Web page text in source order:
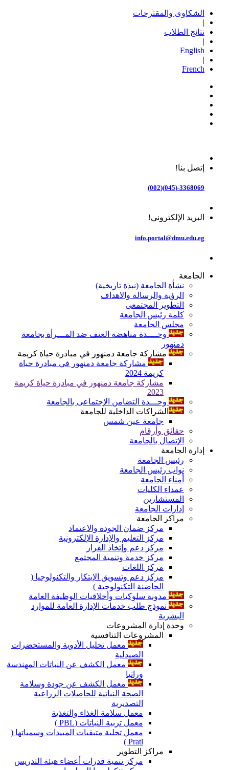
الشكاوى والمقترحات
|
نتائج الطلاب
|
English
|
French
إتصل بنا!
3368069-(045)(002)
البريد الإلكتروني!
info.portal@dmu.edu.eg
الجامعة
نشأة الجامعة (نبذة تاريخية)
الرؤية والرسالة والاهداف
التطوير المجتمعى
كلمة رئيس الجامعة
مجلس الجامعة
وحــــدة مناهضة العنف ضد المـــرأة بجامعة
دمنهور
مشاركة جامعة دمنهور في مبادرة حياة كريمة
مشاركة جامعة دمنهور في مبادرة حياة
كريمة 2024
مشاركة جامعة دمنهور في مبادرة حياة كريمة
2023
وحـــدة التضامن الإجتماعى بالجامعة
الشراكات الداخلية للجامعة
جامعة عين شمس
حقائق وأرقام
الإتصال بالجامعة
إدارة الجامعة
رئيس الجامعة
نواب رئيس الجامعة
أمناء الجامعة
عمداء الكليات
المستشارين
إدارات الجامعة
مراكز الجامعة
مركز ضمان الجودة والاعتماد
مركز التعليم والإدارة الإلكترونية
مركز دعم وإتخاذ القرار
مركز خدمة وتنمية المجتمع
مركز اللغات
مركز دعم وتسويق الإبتكار والتكنولوجيا (
الحاضنة التكنولوجية )
مدونة سلوكيات وأخلاقيات الوظيفة العامة
نموذج طلب خدمات الإدارة العامة للموارد
البشرية
وحدة إدارة المشروعات
المشروعات التنافسية
معمل تحليل الأدوية والمستحضرات
الصيدلية
معمل الكشف عن النباتات المهندسة
وراثيا
معمل الكشف عن جودة وسلامة
الصحة النباتية للحاصلات الزراعية
التصديرية
معمل سلامة الغذاء والتغذية
معمل تربية النباتات (PBL )
معمل تحلية متبقيات المبيدات وسمياتها (
Pratl )
مراكز التطوير
مركز تنمية قدرات أعضاء هيئة التدريس